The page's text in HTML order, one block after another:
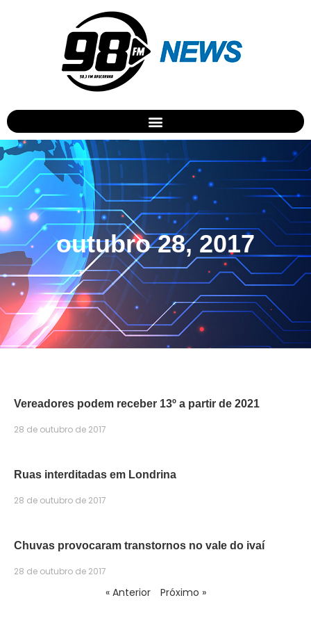
outubro 28, 2017
Vereadores podem receber 13º a partir de 2021
28 de outubro de 2017
Ruas interditadas em Londrina
28 de outubro de 2017
Chuvas provocaram transtornos no vale do ivaí
28 de outubro de 2017
« Anterior Próximo »